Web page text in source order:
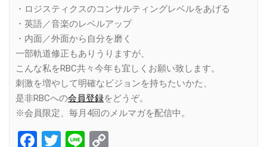
・ロジスティクスのコンサルティングレベルをあげる
・英語／音楽のレベルアップ
・内面／外面から自分を磨く
一部軌道修正もありうりますが、
こんな私をRBC共々今年も宜しくお願い致します。
刺激を増やして明確なビジョンを持ちたいかた、
是非RBCへの会員登録をどうぞ。
※会員限定、毎月4回のメルマガを配信中。
Facebook
Twitter
Line